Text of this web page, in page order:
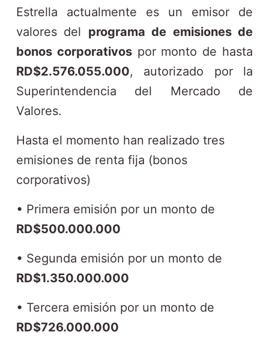
Estrella actualmente es un emisor de
valores del programa de emisiones de
bonos corporativospor monto de hasta
RD$2.576.055.000, autorizado por la
Superintendencia del Mercado de
Valores.
Hasta el momento han realizado tres
emisiones de renta fija (bonos
corporativos)
• Primera emisión por un monto de
RD$500.000.000
• Segunda emisión por un monto de
RD$1.350.000.000
• Tercera emisión por un monto de
RD$726.000.000